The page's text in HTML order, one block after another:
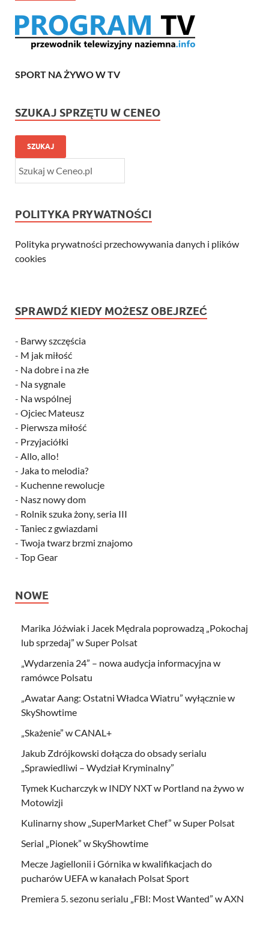
SPORT NA ŻYWO W TV
SZUKAJ SPRZĘTU W CENEO
SZUKAJ
POLITYKA PRYWATNOŚCI
Polityka prywatności przechowywania danych i plików
cookies
SPRAWDŹ KIEDY MOŻESZ OBEJRZEĆ
- Barwy szczęścia
- M jak miłość
- Na dobre i na złe
- Na sygnale
- Na wspólnej
- Ojciec Mateusz
- Pierwsza miłość
- Przyjaciółki
- Allo, allo!
- Jaka to melodia?
- Kuchenne rewolucje
- Nasz nowy dom
- Rolnik szuka żony, seria III
- Taniec z gwiazdami
- Twoja twarz brzmi znajomo
- Top Gear
NOWE
Marika Jóźwiak i Jacek Mędrala poprowadzą „Pokochaj
lub sprzedaj” w Super Polsat
„Wydarzenia 24” – nowa audycja informacyjna w
ramówce Polsatu
„Awatar Aang: Ostatni Władca Wiatru” wyłącznie w
SkyShowtime
„Skażenie” w CANAL+
Jakub Zdrójkowski dołącza do obsady serialu
„Sprawiedliwi – Wydział Kryminalny”
Tymek Kucharczyk w INDY NXT w Portland na żywo w
Motowizji
Kulinarny show „SuperMarket Chef” w Super Polsat
Serial „Pionek” w SkyShowtime
Mecze Jagiellonii i Górnika w kwalifikacjach do
pucharów UEFA w kanałach Polsat Sport
Premiera 5. sezonu serialu „FBI: Most Wanted” w AXN